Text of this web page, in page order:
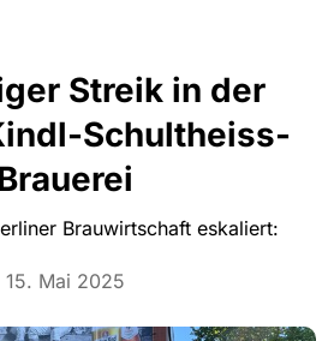
Streik in der
Schultheiss-
Brauwirtschaft eskaliert:
15. Mai 2025